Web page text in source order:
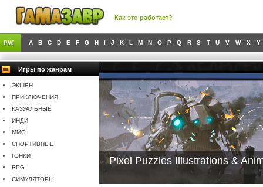
Как это работает?
A B C D E F G H I J K L M N O P Q R S T U V W X Y
Игры по жанрам
ЭКШЕН
ПРИКЛЮЧЕНИЯ
КАЗУАЛЬНЫЕ
ИНДИ
MMO
СПОРТИВНЫЕ
ГОНКИ
RPG
СИМУЛЯТОРЫ
Pixel Puzzles Illustrations &